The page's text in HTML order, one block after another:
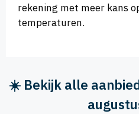
rekening met meer kans
temperaturen.
☀️ Bekijk alle